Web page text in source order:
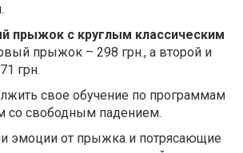
прыжок с круглым классическим
прыжок – 298 грн., а второй и
грн.
свое обучение по программам
со свободным падением.
эмоции от прыжка и потрясающие